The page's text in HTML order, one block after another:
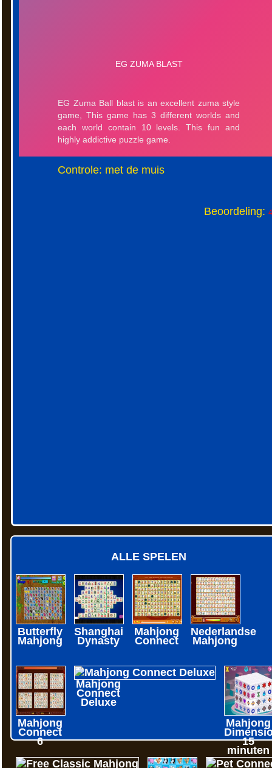
Controle: met de muis
Beoordeling:
ALLE SPELEN
Butterfly
Mahjong
Shanghai
Dynasty
Mahjong
Connect
Nederlandse
Mahjong
Mahjong
Connect
6
Mahjong
Connect
Deluxe
Mahjong
15
minuten